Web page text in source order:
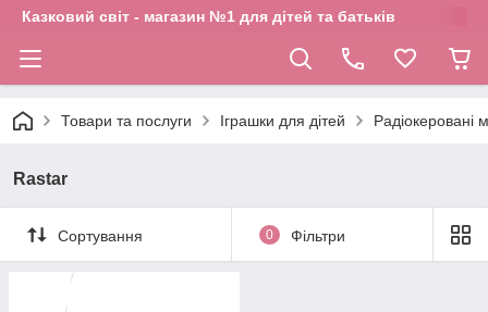
Казковий світ - магазин №1 для дітей та батьків
Товари та послуги Іграшки для дітей Радіокеровані
Rastar
Сортування 0 Фільтри